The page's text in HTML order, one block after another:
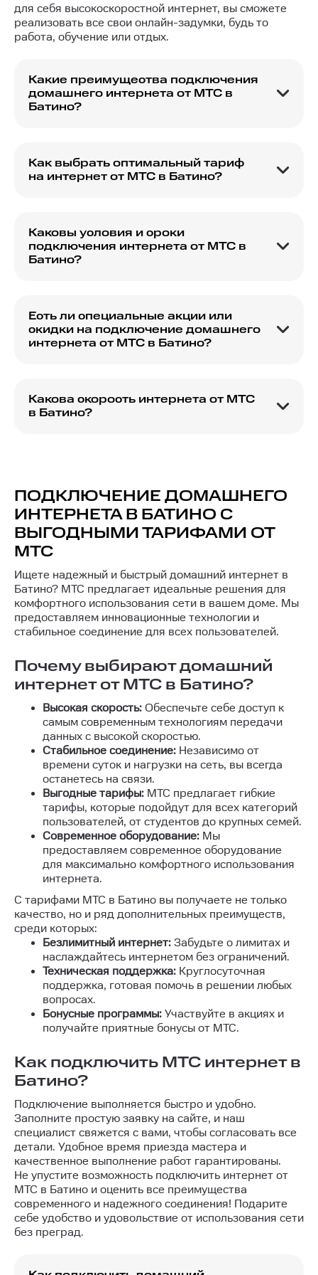
для себя высокоскоростной интернет, вы сможете
реализовать все свои онлайн-задумки, будь то
работа, обучение или отдых.
Какие преимущества подключения
домашнего интернета от МТС в
Батино?
к выгодным тарифам и пакетам услуг с
дополнительными преимуществами, такими как
Как выбрать оптимальный тариф
на интернет от МТС в Батино?
сравнение имеющихся тарифных планов, чтобы
выбрать наиболее выгодный вариант.
Каковы условия и сроки
подключения интернета от МТС в
Батино?
процедура занимает несколько дней с момента
подачи заявки.
Есть ли специальные акции или
скидки на подключение домашнего
интернета от МТС в Батино?
предложениях можно узнать на сайте МТС или
у оператора.
Какова скорость интернета от МТС
в Батино?
вариант для ваших потребностей.
ПОДКЛЮЧЕНИЕ ДОМАШНЕГО
ИНТЕРНЕТА В БАТИНО С
ВЫГОДНЫМИ ТАРИФАМИ ОТ
МТС
Ищете надежный и быстрый домашний интернет в
Батино? МТС предлагает идеальные решения для
комфортного использования сети в вашем доме. Мы
предоставляем инновационные технологии и
стабильное соединение для всех пользователей.
Почему выбирают домашний
интернет от МТС в Батино?
Высокая скорость: Обеспечьте себе доступ к
самым современным технологиям передачи
данных с высокой скоростью.
Стабильное соединение: Независимо от
времени суток и нагрузки на сеть, вы всегда
останетесь на связи.
Выгодные тарифы: МТС предлагает гибкие
тарифы, которые подойдут для всех категорий
пользователей, от студентов до крупных семей.
Современное оборудование: Мы
предоставляем современное оборудование
для максимально комфортного использования
интернета.
С тарифами МТС в Батино вы получаете не только
качество, но и ряд дополнительных преимуществ,
среди которых:
Безлимитный интернет: Забудьте о лимитах и
наслаждайтесь интернетом без ограничений.
Техническая поддержка: Круглосуточная
поддержка, готовая помочь в решении любых
вопросах.
Бонусные программы: Участвуйте в акциях и
получайте приятные бонусы от МТС.
Как подключить МТС интернет в
Батино?
Подключение выполняется быстро и удобно.
Заполните простую заявку на сайте, и наш
специалист свяжется с вами, чтобы согласовать все
детали. Удобное время приезда мастера и
качественное выполнение работ гарантированы.
Не упустите возможность подключить интернет от
МТС в Батино и оценить все преимущества
современного и надежного соединения! Подарите
себе удобство и удовольствие от использования сети
без преград.